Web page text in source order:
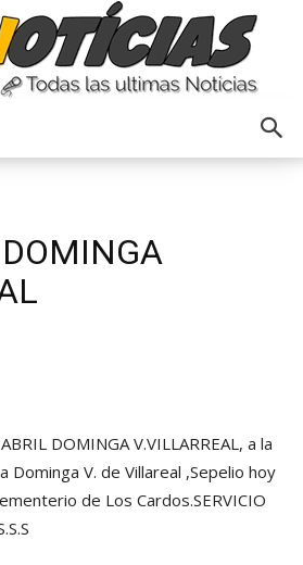
DOMINGA V.VILLARREAL, a la
Dominga V. de Villareal ,Sepelio hoy
de Los Cardos.SERVICIO